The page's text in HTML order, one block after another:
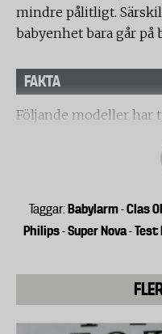
mindre pålitligt.
babyenhet bara går på
FAKTA
Följande modeller har
- Motorola MBP16
- Super Nova Digital
- Neonate BC-5000A
- Ikea Family Patrull
Funktioner
Taggar: Babylarm-Clas
Philips-Super Nova-Test